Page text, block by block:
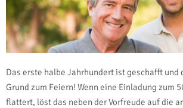
Das erste halbe Jahrhundert ist geschafft und
Grund zum Feiern! Wenn eine Einladung zum
flattert, löst das neben der Vorfreude auf die